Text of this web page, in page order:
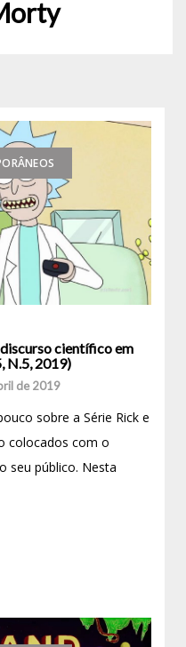
científico em
N.5, 2019)
de 2019
sobre a Série Rick e
colocados com o
seu público. Nesta